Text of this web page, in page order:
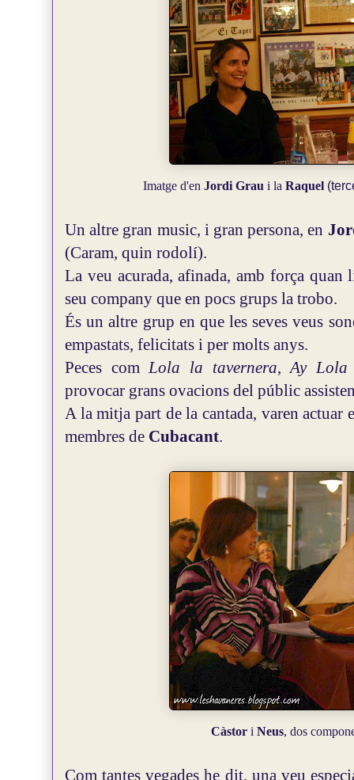
Imatge d'enJordi Grau i laRaquel
Un altre gran music, i gran persona, en
(Caram, quin rodolí).
La veu acurada, afinada, amb força
seu company que en pocs grups la trobo.
És un altre grup en que les seves veus
empastats, felicitats i per molts anys.
Peces comLola la tavernera,Ay Lola
provocar grans ovacions del públic
A la mitja part de la cantada, varen actuar
membres de Cubacant.
Càstor i Neus, dos
Com tantes vegades he dit, una veu